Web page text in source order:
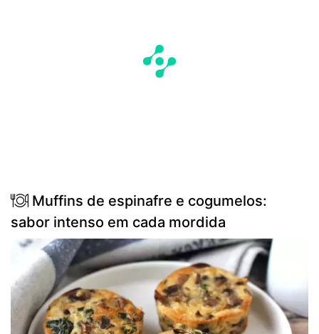
Muffins de espinafre e cogumelos:
sabor intenso em cada mordida